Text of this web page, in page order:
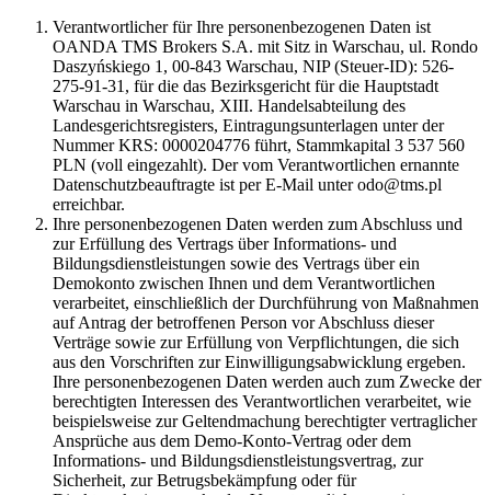
Verantwortlicher für Ihre personenbezogenen Daten ist
OANDA TMS Brokers S.A. mit Sitz in Warschau, ul. Rondo
Daszyńskiego 1, 00-843 Warschau, NIP (Steuer-ID): 526-
275-91-31, für die das Bezirksgericht für die Hauptstadt
Warschau in Warschau, XIII. Handelsabteilung des
Landesgerichtsregisters, Eintragungsunterlagen unter der
Nummer KRS: 0000204776 führt, Stammkapital 3 537 560
PLN (voll eingezahlt). Der vom Verantwortlichen ernannte
Datenschutzbeauftragte ist per E-Mail unter odo@tms.pl
erreichbar.
Ihre personenbezogenen Daten werden zum Abschluss und
zur Erfüllung des Vertrags über Informations- und
Bildungsdienstleistungen sowie des Vertrags über ein
Demokonto zwischen Ihnen und dem Verantwortlichen
verarbeitet, einschließlich der Durchführung von Maßnahmen
auf Antrag der betroffenen Person vor Abschluss dieser
Verträge sowie zur Erfüllung von Verpflichtungen, die sich
aus den Vorschriften zur Einwilligungsabwicklung ergeben.
Ihre personenbezogenen Daten werden auch zum Zwecke der
berechtigten Interessen des Verantwortlichen verarbeitet, wie
beispielsweise zur Geltendmachung berechtigter vertraglicher
Ansprüche aus dem Demo-Konto-Vertrag oder dem
Informations- und Bildungsdienstleistungsvertrag, zur
Sicherheit, zur Betrugsbekämpfung oder für